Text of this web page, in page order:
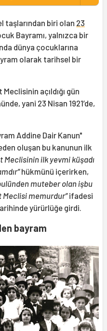
taşlarından biri olan 23
Bayramı, yalnızca bir
dünya çocuklarına
olarak tarihsel bir
açıldığı gün
yani 23 Nisan 1921’de,
Addine Dair Kanun"
oluşan bu kanunun ilk
Meclisinin ilk yevmi küşadı
hükmünü içerirken,
muteber olan işbu
Meclisi memurdur”ifadesi
yürürlüğe girdi.
bayram